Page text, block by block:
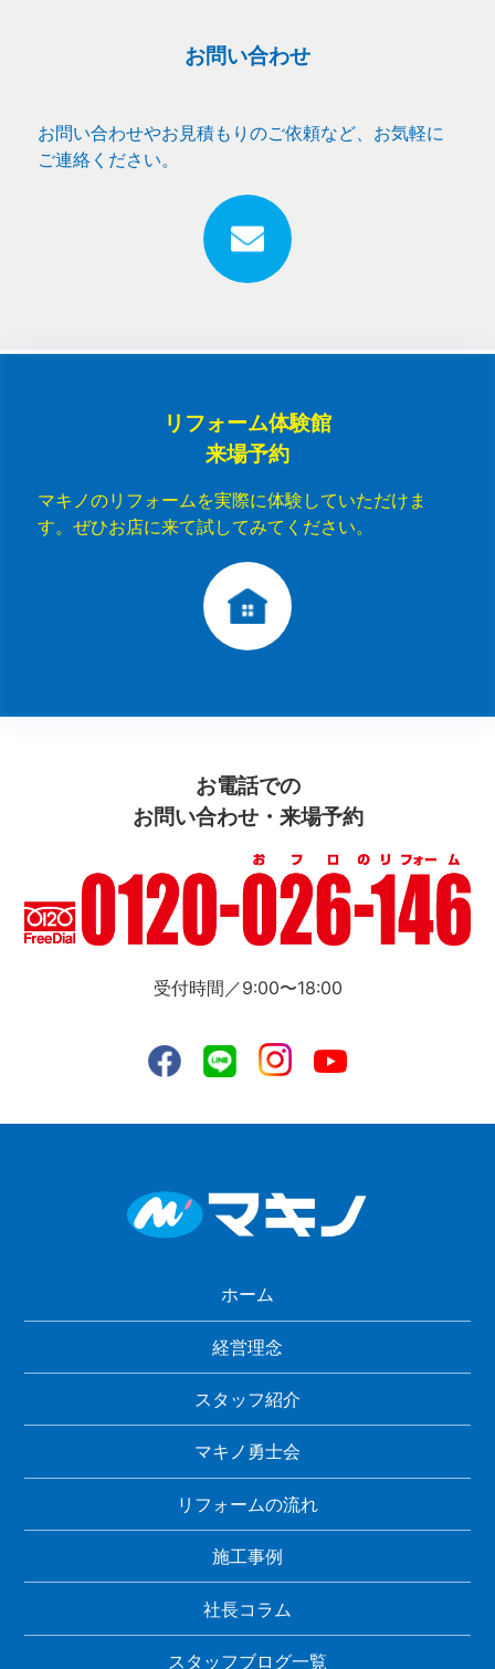
お問い合わせ
お問い合わせやお見積もりのご依頼など、お気軽に
ご連絡ください。
リフォーム体験館
来場予約
マキノのリフォームを実際に体験していただけま
す。ぜひお店に来て試してみてください。
お電話での
お問い合わせ・来場予約
受付時間／9:00〜18:00
ホーム
経営理念
スタッフ紹介
マキノ勇士会
リフォームの流れ
施工事例
社長コラム
スタッフブログ一覧